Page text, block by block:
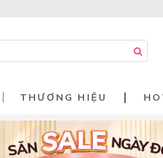
THƯƠNG HIỆU